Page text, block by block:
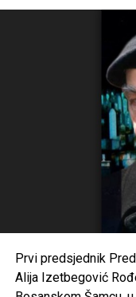
Prvi predsjednik
Alija Izetbegović